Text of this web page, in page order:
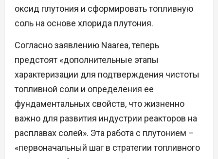
оксид плутония и сформировать топливную
соль на основе хлорида плутония.
Согласно заявлению Naarea, теперь
предстоят «дополнительные этапы
характеризации для подтверждения чистоты
топливной соли и определения ее
фундаментальных свойств, что жизненно
важно для развития индустрии реакторов на
расплавах солей». Эта работа с плутонием –
«первоначальный шаг в стратегии топливного